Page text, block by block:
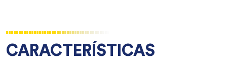
CARACTERÍSTICAS